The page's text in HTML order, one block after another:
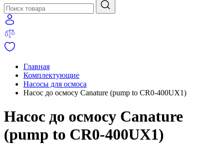
Главная
Комплектующие
Насосы для осмоса
Насос до осмосу Canature (pump to CR0-400UX1)
Насос до осмосу Canature
(pump to CR0-400UX1)